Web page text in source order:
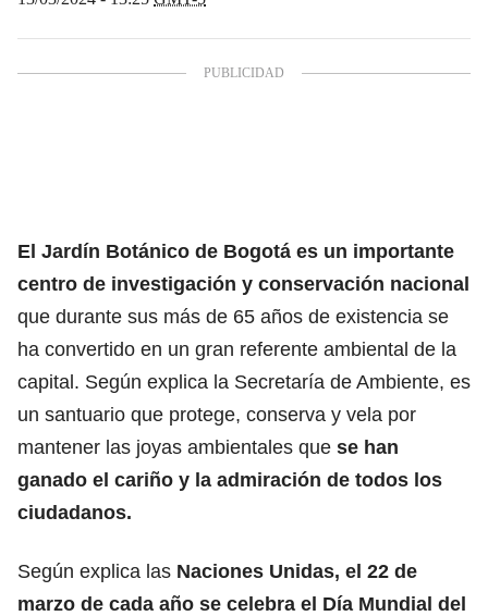
El Jardín Botánico de Bogotá es un importante
centro de investigación y conservación nacional
que durante sus más de 65 años de existencia se
ha convertido en un gran referente ambiental de la
capital. Según explica la Secretaría de Ambiente, es
un santuario que protege, conserva y vela por
mantener las joyas ambientales que se han
ganado el cariño y la admiración de todos los
ciudadanos.
Según explica las Naciones Unidas, el 22 de
marzo de cada año se celebra el Día Mundial del